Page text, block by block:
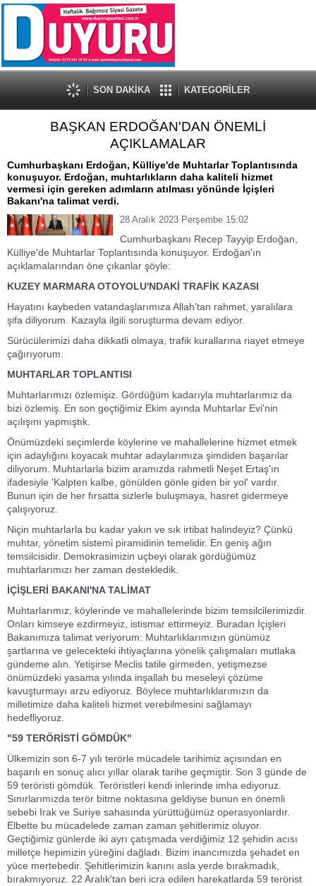
SON DAKİKA KATEGORİLER
BAŞKAN ERDOĞAN'DAN ÖNEMLİ
AÇIKLAMALAR
Cumhurbaşkanı Erdoğan, Külliye'de Muhtarlar Toplantısında
konuşuyor. Erdoğan, muhtarlıkların daha kaliteli hizmet
vermesi için gereken adımların atılması yönünde İçişleri
Bakanı'na talimat verdi.
28 Aralık 2023 Perşembe 15:02
Cumhurbaşkanı Recep Tayyip Erdoğan,
Külliye'de Muhtarlar Toplantısında konuşuyor. Erdoğan'ın
açıklamalarından öne çıkanlar şöyle:
KUZEY MARMARA OTOYOLU'NDAKİ TRAFİK KAZASI
Hayatını kaybeden vatandaşlarımıza Allah'tan rahmet, yaralılara
şifa diliyorum. Kazayla ilgili soruşturma devam ediyor.
Sürücülerimizi daha dikkatli olmaya, trafik kurallarına riayet etmeye
çağırıyorum.
MUHTARLAR TOPLANTISI
Muhtarlarımızı özlemişiz. Gördüğüm kadarıyla muhtarlarımız da
bizi özlemiş. En son geçtiğimiz Ekim ayında Muhtarlar Evi'nin
açılışını yapmıştık.
Önümüzdeki seçimlerde köylerine ve mahallelerine hizmet etmek
için adaylığını koyacak muhtar adaylarımıza şimdiden başarılar
diliyorum. Muhtarlarla bizim aramızda rahmetli Neşet Ertaş'ın
ifadesiyle 'Kalpten kalbe, gönülden gönle giden bir yol' vardır.
Bunun için de her fırsatta sizlerle buluşmaya, hasret gidermeye
çalışıyoruz.
Niçin muhtarlarla bu kadar yakın ve sık irtibat halindeyiz? Çünkü
muhtar, yönetim sistemi piramidinin temelidir. En geniş ağın
temsilcisidir. Demokrasimizin uçbeyi olarak gördüğümüz
muhtarlarımızı her zaman destekledik.
İÇİŞLERİ BAKANI'NA TALİMAT
Muhtarlarımız, köylerinde ve mahallelerinde bizim temsilcilerimizdir.
Onları kimseye ezdirmeyiz, istismar ettirmeyiz. Buradan İçişleri
Bakanımıza talimat veriyorum: Muhtarlıklarımızın günümüz
şartlarına ve gelecekteki ihtiyaçlarına yönelik çalışmaları mutlaka
gündeme alın. Yetişirse Meclis tatile girmeden, yetişmezse
önümüzdeki yasama yılında inşallah bu meseleyi çözüme
kavuşturmayı arzu ediyoruz. Böylece muhtarlıklarımızın da
milletimize daha kaliteli hizmet verebilmesini sağlamayı
hedefliyoruz.
"59 TERÖRİSTİ GÖMDÜK"
Ülkemizin son 6-7 yılı terörle mücadele tarihimiz açısından en
başarılı en sonuç alıcı yıllar olarak tarihe geçmiştir. Son 3 günde de
59 teröristi gömdük. Teröristleri kendi inlerinde imha ediyoruz.
Sınırlarımızda terör bitme noktasına geldiyse bunun en önemli
sebebi Irak ve Suriye sahasında yürüttüğümüz operasyonlardır.
Elbette bu mücadelede zaman zaman şehitlerimiz oluyor.
Geçtiğimiz günlerde iki ayrı çatışmada verdiğimiz 12 şehidin acısı
milletçe hepimizin yüreğini dağladı. Bizim inancımızda şehadet en
yüce mertebedir. Şehitlerimizin kanını asla yerde bırakmadık,
bırakmıyoruz. 22 Aralık'tan beri icra edilen harekatlarda 59 terörist